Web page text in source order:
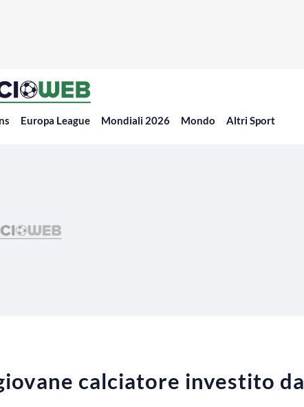
Europa League Mondiali 2026 Mondo Altri Sport
calciatore investito da